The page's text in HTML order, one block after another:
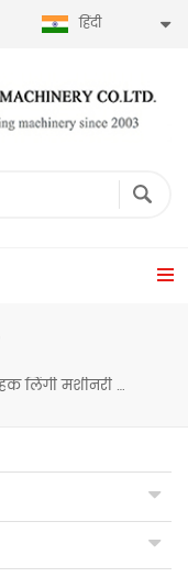
हिंदी
ऑस्ट्रेलियाई ग्राहक लिंगी मशीनरी पर जाते हैं